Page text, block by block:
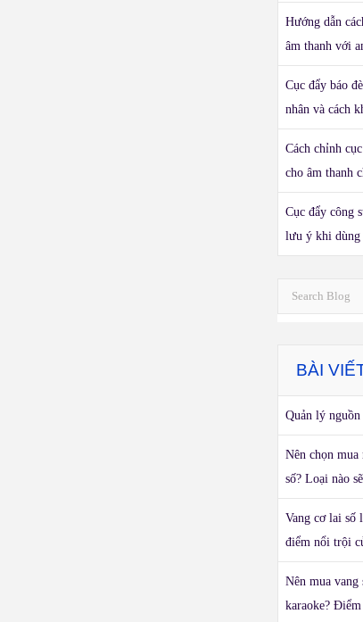
Hướng dẫn
âm thanh với
Cục đẩy báo
nhân và cách
Cách chỉnh
cho âm thanh
Cục đẩy công
lưu ý khi dùng
BÀI
Quản lý
Nên chọn
số? Loại nào
Vang cơ lai số
điểm nổi trội
Nên mua vang
karaoke?